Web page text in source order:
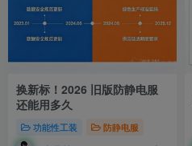
换新标！2026 旧版防静电服
还能用多久
功能性工装 防静电服